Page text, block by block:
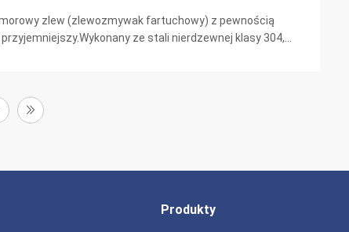
zlew (zlewozmywak fartuchowy) z pewnością
ze stali nierdzewnej klasy 304,
Produkty